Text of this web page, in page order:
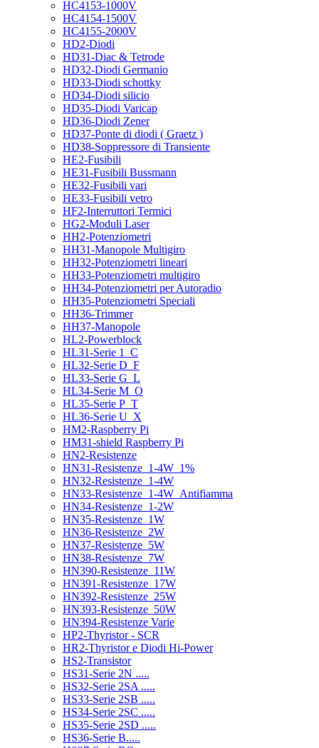
HC4153-1000V
HC4154-1500V
HC4155-2000V
HD2-Diodi
HD31-Diac & Tetrode
HD32-Diodi Germanio
HD33-Diodi schottky
HD34-Diodi silicio
HD35-Diodi Varicap
HD36-Diodi Zener
HD37-Ponte di diodi ( Graetz )
HD38-Soppressore di Transiente
HE2-Fusibili
HE31-Fusibili Bussmann
HE32-Fusibili vari
HE33-Fusibili vetro
HF2-Interruttori Termici
HG2-Moduli Laser
HH2-Potenziometri
HH31-Manopole Multigiro
HH32-Potenziometri lineari
HH33-Potenziometri multigiro
HH34-Potenziometri per Autoradio
HH35-Potenziometri Speciali
HH36-Trimmer
HH37-Manopole
HL2-Powerblock
HL31-Serie 1_C
HL32-Serie D_F
HL33-Serie G_L
HL34-Serie M_O
HL35-Serie P_T
HL36-Serie U_X
HM2-Raspberry Pi
HM31-shield Raspberry Pi
HN2-Resistenze
HN31-Resistenze_1-4W_1%
HN32-Resistenze_1-4W
HN33-Resistenze_1-4W_Antifiamma
HN34-Resistenze_1-2W
HN35-Resistenze_1W
HN36-Resistenze_2W
HN37-Resistenze_5W
HN38-Resistenze_7W
HN390-Resistenze_11W
HN391-Resistenze_17W
HN392-Resistenze_25W
HN393-Resistenze_50W
HN394-Resistenze Varie
HP2-Thyristor - SCR
HR2-Thyristor e Diodi Hi-Power
HS2-Transistor
HS31-Serie 2N .....
HS32-Serie 2SA .....
HS33-Serie 2SB .....
HS34-Serie 2SC .....
HS35-Serie 2SD .....
HS36-Serie B.....